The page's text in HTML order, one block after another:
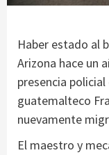
Haber estado al
Arizona hace un
presencia
guatemalteco
nuevamente
El maestro y